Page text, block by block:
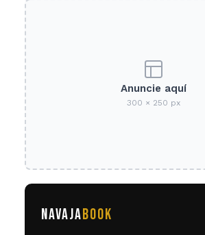
Anuncie aquí
300 × 250 px
NAVAJABOOK